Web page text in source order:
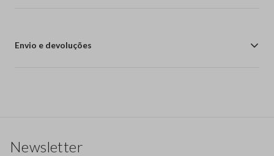
Envio e devoluções
Newsletter